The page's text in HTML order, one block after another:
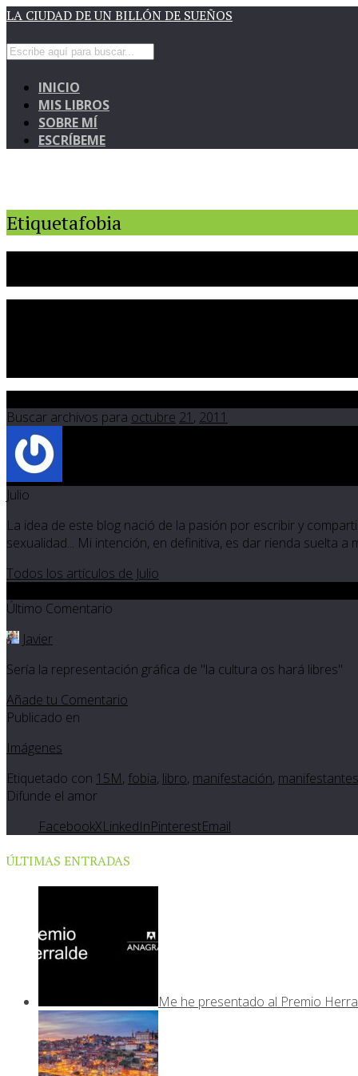
LA CIUDAD DE UN BILLÓN DE SUEÑOS
INICIO
MIS LIBROS
SOBRE MÍ
ESCRÍBEME
Etiquetafobia
Buscar archivos para octubre 21 , 2011
Julio
La idea de este blog nació de la pasión por escribir y
sexualidad... Mi intención, en definitiva, es dar rienda suelta
Todos los artículos de Julio
Último Comentario
Javier
Sería la representación gráfica de "la cultura os hará libres"
Añade tu Comentario
Publicado en
Imágenes
Etiquetado con 15M, fobia, libro, manifestación, manifestantes
Difunde el amor
FacebookXLinkedInPinterestEmail
ÚLTIMAS ENTRADAS
Me he presentado al Premio